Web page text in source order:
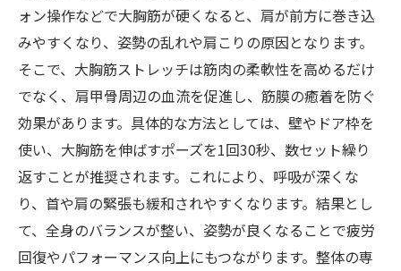
ォン操作などで大胸筋が硬くなると、肩が前方に巻き込
みやすくなり、姿勢の乱れや肩こりの原因となります。
そこで、大胸筋ストレッチは筋肉の柔軟性を高めるだけ
でなく、肩甲骨周辺の血流を促進し、筋膜の癒着を防ぐ
効果があります。具体的な方法としては、壁やドア枠を
使い、大胸筋を伸ばすポーズを1回30秒、数セット繰り
返すことが推奨されます。これにより、呼吸が深くな
り、首や肩の緊張も緩和されやすくなります。結果とし
て、全身のバランスが整い、姿勢が良くなることで疲労
回復やパフォーマンス向上にもつながります。整体の専